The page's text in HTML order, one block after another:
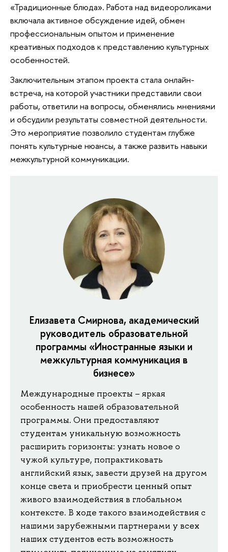
«Традиционные блюда». Работа над видеороликами
включала активное обсуждение идей, обмен
профессиональным опытом и применение
креативных подходов к представлению культурных
особенностей.
Заключительным этапом проекта стала онлайн-
встреча, на которой участники представили свои
работы, ответили на вопросы, обменялись мнениями
и обсудили результаты совместной деятельности.
Это мероприятие позволило студентам глубже
понять культурные нюансы, а также развить навыки
межкультурной коммуникации.
Елизавета Смирнова, академический
руководитель образовательной
программы «Иностранные языки и
межкультурная коммуникация в
бизнесе»
Международные проекты – яркая
особенность нашей образовательной
программы. Они предоставляют
студентам уникальную возможность
расширить горизонты: узнать новое о
чужой культуре, попрактиковать
английский язык, завести друзей на другом
конце света и приобрести ценный опыт
живого взаимодействия в глобальном
контексте. В ходе такого взаимодействия с
нашими зарубежными партнерами у всех
наших студентов есть возможность